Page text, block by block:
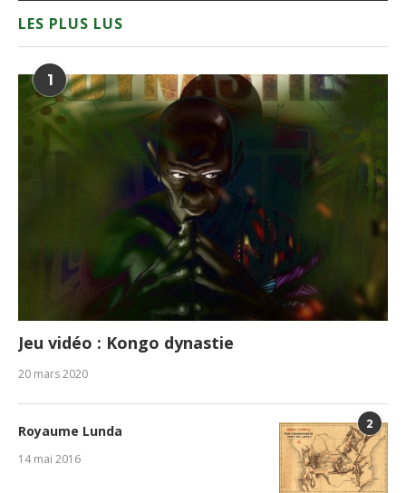
LES PLUS LUS
1
Jeu vidéo : Kongo dynastie
20 mars 2020
2
Royaume Lunda
14 mai 2016